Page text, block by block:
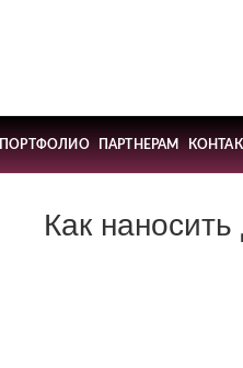
ПОРТФОЛИО ПАРТНЕРАМ
Как